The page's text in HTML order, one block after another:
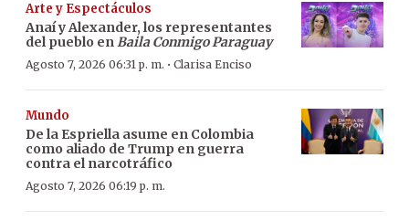
Arte y Espectáculos
Anaí y Alexander, los representantes
del pueblo enBaila Conmigo Paraguay
Agosto 7, 2026 06:31 p. m. · Clarisa Enciso
Mundo
De la Espriella asume en Colombia
como aliado de Trump en guerra
contra el narcotráfico
Agosto 7, 2026 06:19 p. m.